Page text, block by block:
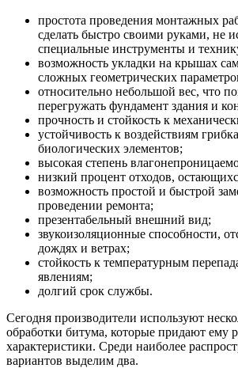
простота проведения монтажных
сделать быстро своими руками, не
специальные инструменты и
возможность укладки на крышах
сложных геометрических
относительно небольшой вес, что
перегружать фундамент здания и
прочность и стойкость к
устойчивость к воздействиям
биологических элементов;
высокая степень
низкий процент отходов,
возможность простой и быстрой
проведении ремонта;
презентабельный внешний вид;
звукоизоляционные способности,
дождях и ветрах;
стойкость к температурным
явлениям;
долгий срок службы.
Сегодня производители используют
обработки битума, которые придают ему
характеристики. Среди наиболее
вариантов выделим два.